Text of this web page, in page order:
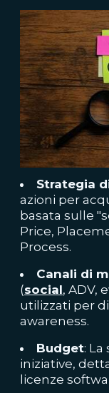
Strategia
azioni per
basata sulle
Price,
Process.
Canali di
(social, ADV,
utilizzati per
awareness.
Budget:
iniziative,
licenze